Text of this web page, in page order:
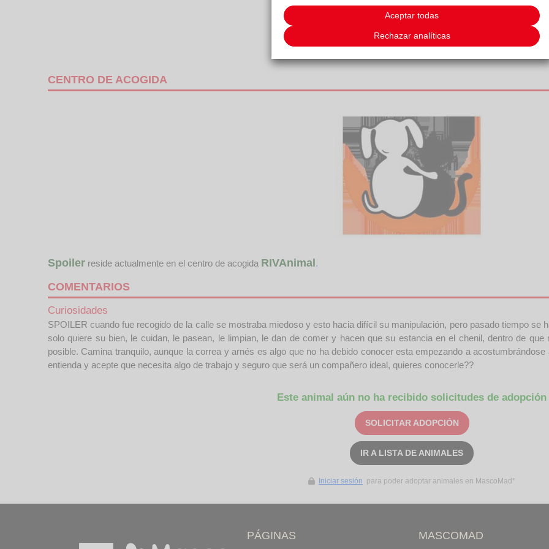
CENTRO DE ACOGIDA
Spoiler reside actualmente en el centro de acogida RIVAnimal .
COMENTARIOS
Curiosidades
SPOILER cuando fue recogido de la calle se mostraba miedoso y esto hacia difícil su manipulación, pero pasado tiempo se
solo quiere su bien, le cuidan, le pasean, le limpian, le dan de comer y hacen que su estancia en el chenil, dentro de
posible. Camina tranquilo, aunque la correa y arnés es algo que no ha debido conocer esta empezando a
entienda y acepte que necesita algo de trabajo y seguro que será un compañero ideal, quieres conocerle??
Este animal aún no ha recibido solicitudes de adopción
SOLICITAR ADOPCIÓN
IR A LISTA DE ANIMALES
Iniciar sesión para poder adoptar animales en MascoMad*
PÁGINAS MASCOMAD
Aceptar todas
Rechazar analíticas